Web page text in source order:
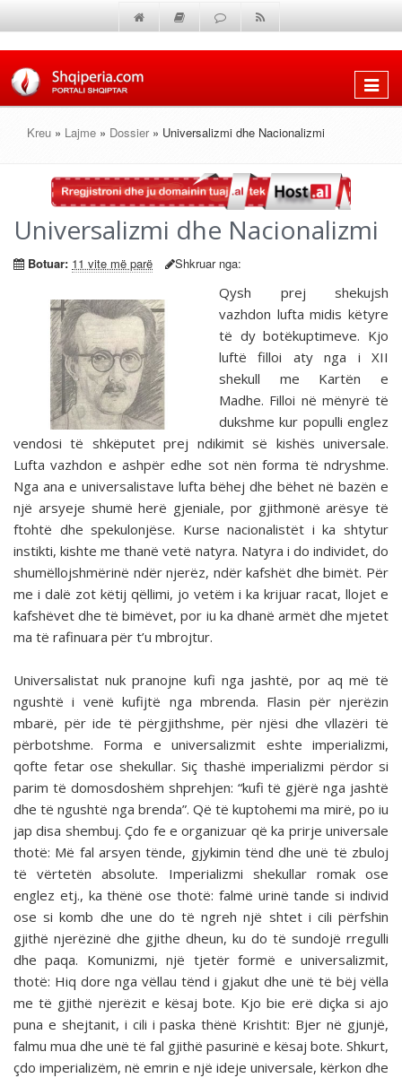
Shfaq
Kreu » Lajme » Dossier » Universalizmi dhe Nacionalizmi
Universalizmi dhe Nacionalizmi
Botuar: 11 vite më parë Shkruar nga:
Qysh prej shekujsh
vazhdon lufta midis këtyre
të dy botëkuptimeve. Kjo
luftë filloi aty nga i XII
shekull me Kartën e
Madhe. Filloi në mënyrë të
dukshme kur populli englez
vendosi të shkëputet prej ndikimit së kishës universale.
Lufta vazhdon e ashpër edhe sot nën forma të ndryshme.
Nga ana e universalistave lufta bëhej dhe bëhet në bazën e
një arsyeje shumë herë gjeniale, por gjithmonë arësye të
ftohtë dhe spekulonjëse. Kurse nacionalistët i ka shtytur
instikti, kishte me thanë vetë natyra. Natyra i do individet, do
shumëllojshmërinë ndër njerëz, ndër kafshët dhe bimët. Për
me i dalë zot këtij qëllimi, jo vetëm i ka krijuar racat, llojet e
kafshëvet dhe të bimëvet, por iu ka dhanë armët dhe mjetet
ma të rafinuara për t’u mbrojtur.
Universalistat nuk pranojne kufi nga jashtë, por aq më të
ngushtë i venë kufijtë nga mbrenda. Flasin për njerëzin
mbarë, për ide të përgjithshme, për njësi dhe vllazëri të
përbotshme. Forma e universalizmit eshte imperializmi,
qofte fetar ose shekullar. Siç thashë imperializmi përdor si
parim të domosdoshëm shprehjen: “kufi të gjërë nga jashtë
dhe të ngushtë nga brenda”. Që të kuptohemi ma mirë, po iu
jap disa shembuj. Çdo fe e organizuar që ka prirje universale
thotë: Më fal arsyen tënde, gjykimin tënd dhe unë të zbuloj
të vërtetën absolute. Imperializmi shekullar romak ose
englez etj., ka thënë ose thotë: falmë urinë tande si individ
ose si komb dhe une do të ngreh një shtet i cili përfshin
gjithë njerëzinë dhe gjithe dheun, ku do të sundojë rregulli
dhe paqa. Komunizmi, një tjetër formë e universalizmit,
thotë: Hiq dore nga vëllau tënd i gjakut dhe unë të bëj vëlla
me të gjithë njerëzit e kësaj bote. Kjo bie erë diçka si ajo
puna e shejtanit, i cili i paska thënë Krishtit: Bjer në gjunjë,
falmu mua dhe unë të fal gjithë pasurinë e kësaj bote. Shkurt,
çdo imperializëm, në emrin e një ideje universale, kërkon dhe